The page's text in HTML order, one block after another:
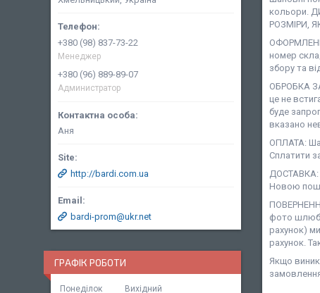
кольори.
РОЗМІРИ,
номер
збору та
ОБРОБКА
це не
буде
вказано
ОПЛАТА:
Сплатити
ДОСТАВКА:
Новою
фото
рахунок)
рахунок.
Якщо
+380 (98) 837-73-22
Менеджер
+380 (96) 889-89-07
Администратор
Аня
http://bardi.com.ua
bardi-prom@ukr.net
ГРАФІК РОБОТИ
Понеділок Вихідний